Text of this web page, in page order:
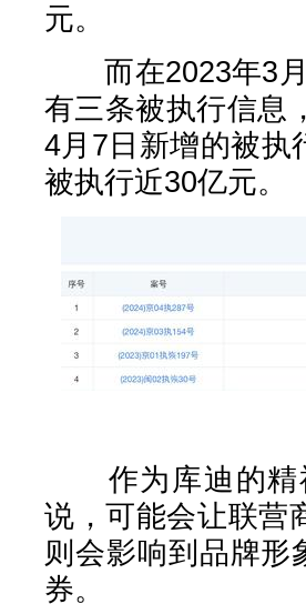
元。
而在2023年3月
有三条被执行信息
4月7日新增的被执
被执行近30亿元。
作为库迪的精
说，可能会让联营
则会影响到品牌形
券。